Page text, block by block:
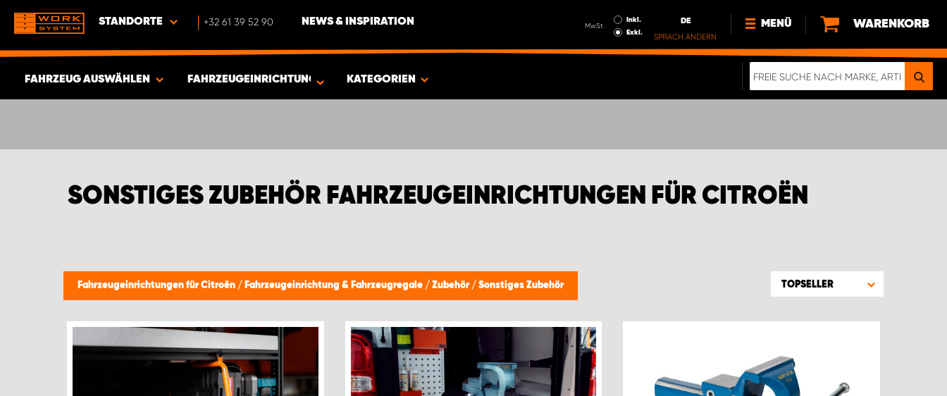
STANDORTE +32 61 39 52 90 NEWS & INSPIRATION MwSt.
Inkl.
Exkl.
DE
SPRACH ÄNDERN
MENÜ
NEWS
WARENKORB
FAHRZEUG AUSWÄHLEN
ARTIKEL
FAHRZEUGEINRICHTUNGEN FÜR CITROËN
KATEGORIEN
SONSTIGES ZUBEHÖR FAHRZEUGEINRICHTUNGEN FÜR CITROËN
Fahrzeugeinrichtungen für Citroën / Fahrzeugeinrichtung & Fahrzeugregale / Zubehör / Sonstiges Zubehör TOPSELLER